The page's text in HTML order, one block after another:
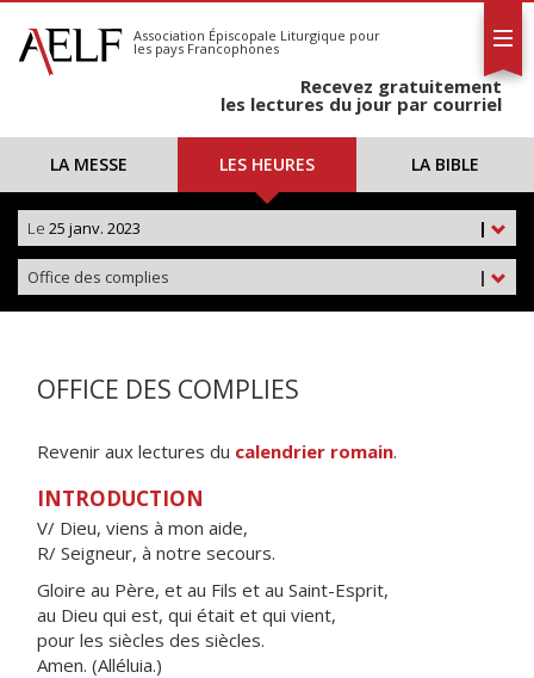
S'abonner
Calendrier
Association Épiscopale Liturgique pour
les pays Francophones
Recevez gratuitement
les lectures du jour par courriel
LA MESSE LES HEURES LA BIBLE
|
Le 25 janv. 2023
|
Office des complies
OFFICE DES COMPLIES
Revenir aux lectures du calendrier romain.
INTRODUCTION
V/ Dieu, viens à mon aide,
R/ Seigneur, à notre secours.
Gloire au Père, et au Fils et au Saint-Esprit,
au Dieu qui est, qui était et qui vient,
pour les siècles des siècles.
Amen. (Alléluia.)